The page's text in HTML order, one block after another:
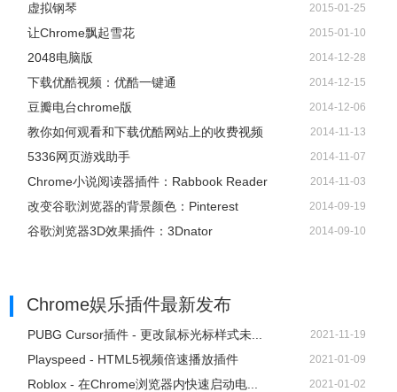
虚拟钢琴 2015-01-25
让Chrome飘起雪花 2015-01-10
2048电脑版 2014-12-28
下载优酷视频：优酷一键通 2014-12-15
豆瓣电台chrome版 2014-12-06
教你如何观看和下载优酷网站上的收费视频 2014-11-13
5336网页游戏助手 2014-11-07
Chrome小说阅读器插件：Rabbook Reader 2014-11-03
改变谷歌浏览器的背景颜色：Pinterest 2014-09-19
谷歌浏览器3D效果插件：3Dnator 2014-09-10
Chrome娱乐插件最新发布
PUBG Cursor插件 - 更改鼠标光标样式未... 2021-11-19
Playspeed - HTML5视频倍速播放插件 2021-01-09
Roblox - 在Chrome浏览器内快速启动电... 2021-01-02